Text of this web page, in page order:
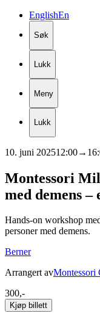
EnglishEn
Søk
Lukk
Meny
Lukk
10. juni 202512:00→
Montessori
med demens –
Hands-on workshop
personer med demens.
Berner
Arrangert avMontessori
300,-
Kjøp billett